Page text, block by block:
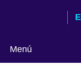
Menú